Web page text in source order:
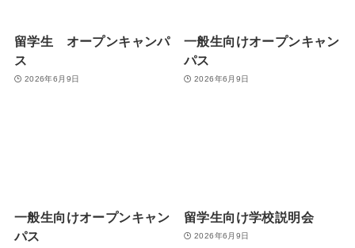
留学生 オープンキャンパ
ス
2026年6月9日
一般生向けオープンキャン
パス
2026年6月9日
一般生向けオープンキャン
パス
留学生向け学校説明会
2026年6月9日